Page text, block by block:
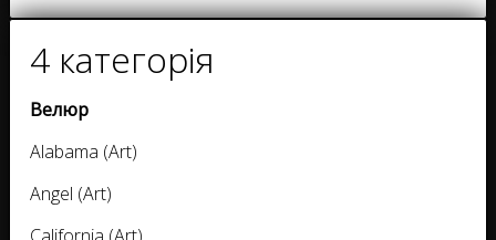
4 категорія
Велюр
Alabama (Art)
Angel (Art)